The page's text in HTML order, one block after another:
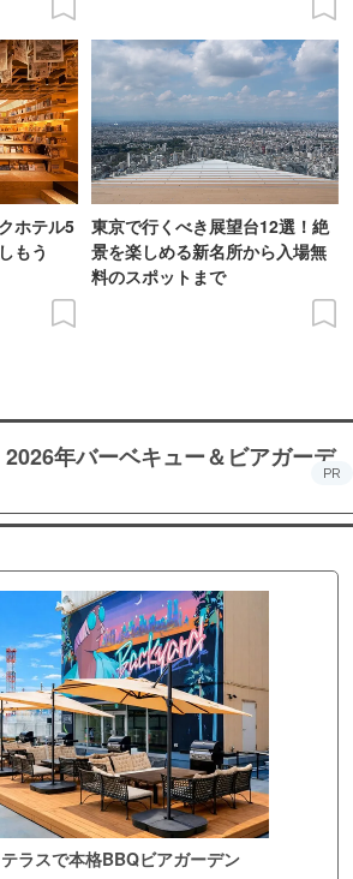
ホテル5
もう
東京で行くべき展望台12選！絶
景を楽しめる新名所から入場無
料のスポットまで
年バーベキュー＆ビアガーデ
PR
ラスで本格BBQビアガーデン